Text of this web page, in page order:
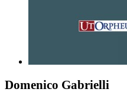
Domenico Gabrielli